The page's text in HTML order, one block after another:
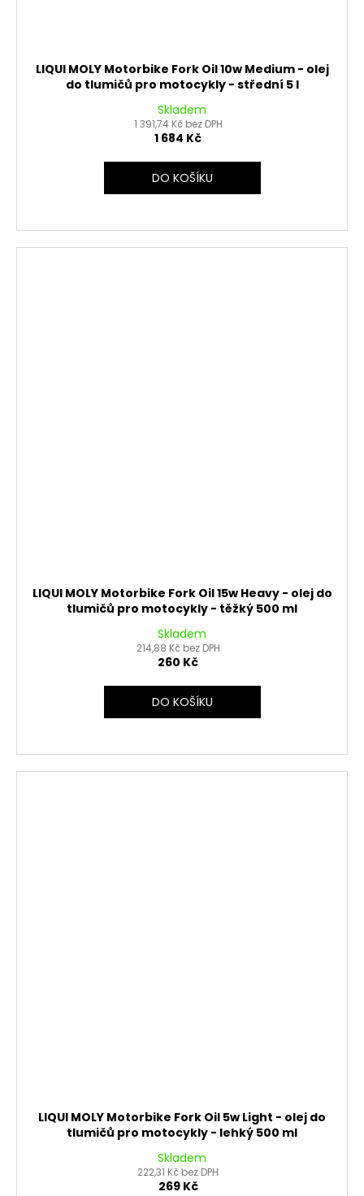
LIQUI MOLY Motorbike Fork Oil 10w Medium - olej
do tlumičů pro motocykly - střední 5 l
Skladem
1 391,74 Kč bez DPH
1 684 Kč
DO KOŠÍKU
LIQUI MOLY Motorbike Fork Oil 15w Heavy - olej do
tlumičů pro motocykly - těžký 500 ml
Skladem
214,88 Kč bez DPH
260 Kč
DO KOŠÍKU
LIQUI MOLY Motorbike Fork Oil 5w Light - olej do
tlumičů pro motocykly - lehký 500 ml
Skladem
222,31 Kč bez DPH
269 Kč